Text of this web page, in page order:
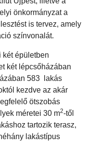
önkormányzat a
is tervez, amely
színvonalát.
két épületben
két lépcsőházában
583 lakás
kezdve az akár
ötszobás
méretei 30 m2-től
tartozik terasz,
lakástípus